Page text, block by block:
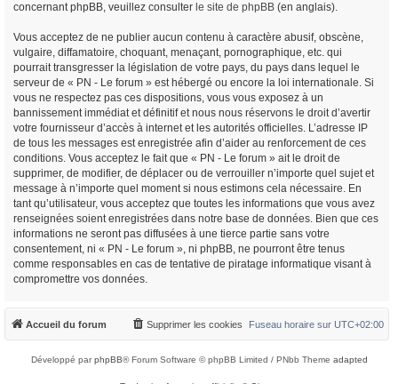
concernant phpBB, veuillez consulter le site de phpBB (en anglais).
Vous acceptez de ne publier aucun contenu à caractère abusif, obscène,
vulgaire, diffamatoire, choquant, menaçant, pornographique, etc. qui
pourrait transgresser la législation de votre pays, du pays dans lequel le
serveur de « PN - Le forum » est hébergé ou encore la loi internationale. Si
vous ne respectez pas ces dispositions, vous vous exposez à un
bannissement immédiat et définitif et nous nous réservons le droit d’avertir
votre fournisseur d’accès à internet et les autorités officielles. L’adresse IP
de tous les messages est enregistrée afin d’aider au renforcement de ces
conditions. Vous acceptez le fait que « PN - Le forum » ait le droit de
supprimer, de modifier, de déplacer ou de verrouiller n’importe quel sujet et
message à n’importe quel moment si nous estimons cela nécessaire. En
tant qu’utilisateur, vous acceptez que toutes les informations que vous avez
renseignées soient enregistrées dans notre base de données. Bien que ces
informations ne seront pas diffusées à une tierce partie sans votre
consentement, ni « PN - Le forum », ni phpBB, ne pourront être tenus
comme responsables en cas de tentative de piratage informatique visant à
compromettre vos données.
Accueil du forum Fuseau horaire sur UTC+02:00
Supprimer les cookies
Développé parphpBB® Forum Software © phpBB Limited / PNbb Theme adapted